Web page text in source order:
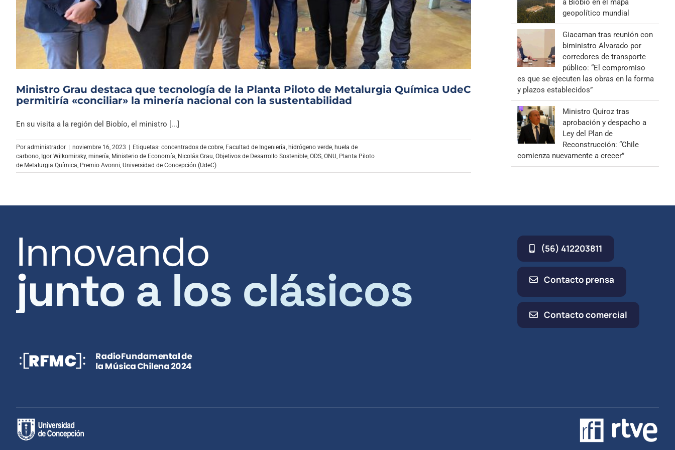
Archivo Sonoro
Ministro Grau destaca que tecnología de la Planta Piloto de Metalurgia Química UdeC
permitiría «conciliar» la minería nacional con la sustentabilidad
En su visita a la región del Biobío, el ministro [...]
Por administrador | noviembre 16, 2023 | Etiquetas: concentrados de cobre Facultad de Ingeniería hidrógeno verde huela de
carbono Igor Wilkomirsky, minería Ministerio de Economía Nicolás Grau Objetivos de Desarrollo Sostenible ODS ONU Planta Piloto
de Metalurgia Química Premio Avonni Universidad de Concepción (UdeC)
a Biobío en el mapa
geopolítico mundial
Giacaman tras reunión con
biministro Alvarado por
corredores de transporte
público: “El compromiso
es que se ejecuten las obras en la forma
y plazos establecidos”
Ministro Quiroz tras
aprobación y despacho a
Ley del Plan de
Reconstrucción: “Chile
comienza nuevamente a crecer”
Innovando
junto a los clásicos
(56) 412203811
Contacto prensa
Contacto comercial